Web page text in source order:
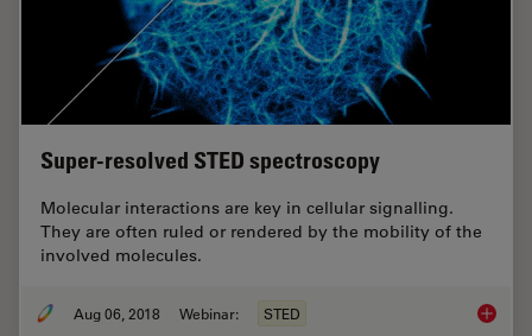
Super-resolved STED spectroscopy
Molecular interactions are key in cellular signalling.
They are often ruled or rendered by the mobility of the
involved molecules.
Aug 06, 2018 Webinar: STED Super-